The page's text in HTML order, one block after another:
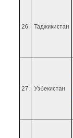
26. Таджикистан
27. Узбекистан